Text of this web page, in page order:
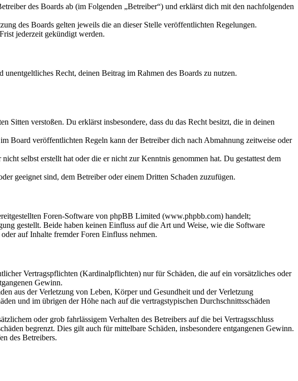
des Boards ab (im Folgenden „Betreiber“) und erklärst dich mit den nachfolgenden
des Boards gelten jeweils die an dieser Stelle veröffentlichten Regelungen.
jederzeit gekündigt werden.
Recht, deinen Beitrag im Rahmen des Boards zu nutzen.
Sitten verstoßen. Du erklärst insbesondere, dass du das Recht besitzt, die in deinen
Board veröffentlichten Regeln kann der Betreiber dich nach Abmahnung zeitweise oder
selbst erstellt hat oder die er nicht zur Kenntnis genommen hat. Du gestattest dem
geeignet sind, dem Betreiber oder einem Dritten Schaden zuzufügen.
Foren-Software von phpBB Limited (www.phpbb.com) handelt;
gestellt. Beide haben keinen Einfluss auf die Art und Weise, wie die Software
auf Inhalte fremder Foren Einfluss nehmen.
Vertragspflichten (Kardinalpflichten) nur für Schäden, die auf ein vorsätzliches oder
Gewinn.
aus der Verletzung von Leben, Körper und Gesundheit und der Verletzung
und im übrigen der Höhe nach auf die vertragstypischen Durchschnittsschäden
oder grob fahrlässigem Verhalten des Betreibers auf die bei Vertragsschluss
begrenzt. Dies gilt auch für mittelbare Schäden, insbesondere entgangenen Gewinn.
des Betreibers.